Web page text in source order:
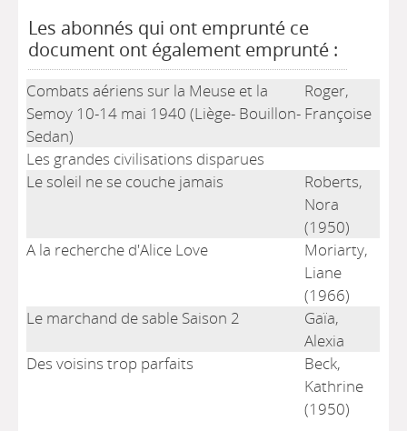
Les abonnés qui ont emprunté ce
document ont également emprunté :
Combats aériens sur la Meuse et la
Semoy 10-14 mai 1940 (Liège- Bouillon-
Sedan)
Roger,
Françoise
Les grandes civilisations disparues
Le soleil ne se couche jamais
Roberts,
Nora
(1950)
A la recherche d'Alice Love
Moriarty,
Liane
(1966)
Le marchand de sable Saison 2
Gaïa,
Alexia
Des voisins trop parfaits
Beck,
Kathrine
(1950)